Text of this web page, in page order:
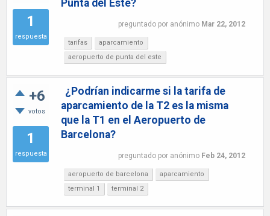
1
respuesta
Punta del Este?
preguntado por anónimo Mar 22, 2012
tarifas
aparcamiento
aeropuerto de punta del este
+6
votos
1
respuesta
¿Podrían indicarme si la tarifa de
aparcamiento de la T2 es la misma
que la T1 en el Aeropuerto de
Barcelona?
preguntado por anónimo Feb 24, 2012
aeropuerto de barcelona
aparcamiento
terminal 1
terminal 2